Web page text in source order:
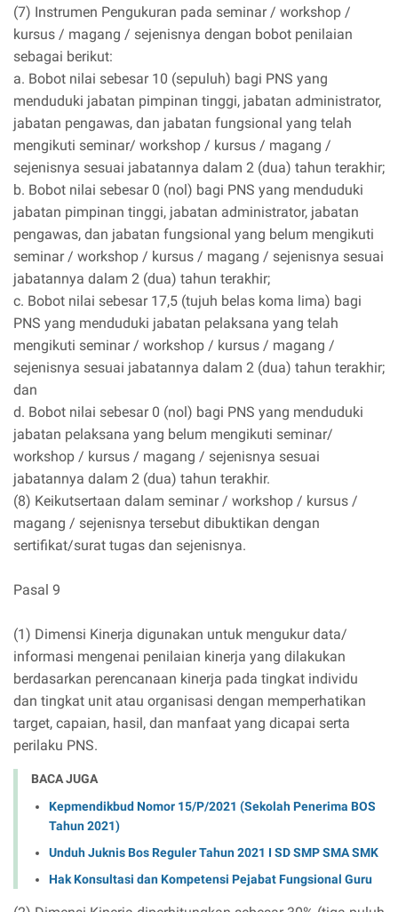
(7) Instrumen Pengukuran pada seminar / workshop /
kursus / magang / sejenisnya dengan bobot penilaian
sebagai berikut:
a. Bobot nilai sebesar 10 (sepuluh) bagi PNS yang
menduduki jabatan pimpinan tinggi, jabatan administrator,
jabatan pengawas, dan jabatan fungsional yang telah
mengikuti seminar/ workshop / kursus / magang /
sejenisnya sesuai jabatannya dalam 2 (dua) tahun terakhir;
b. Bobot nilai sebesar 0 (nol) bagi PNS yang menduduki
jabatan pimpinan tinggi, jabatan administrator, jabatan
pengawas, dan jabatan fungsional yang belum mengikuti
seminar / workshop / kursus / magang / sejenisnya sesuai
jabatannya dalam 2 (dua) tahun terakhir;
c. Bobot nilai sebesar 17,5 (tujuh belas koma lima) bagi
PNS yang menduduki jabatan pelaksana yang telah
mengikuti seminar / workshop / kursus / magang /
sejenisnya sesuai jabatannya dalam 2 (dua) tahun terakhir;
dan
d. Bobot nilai sebesar 0 (nol) bagi PNS yang menduduki
jabatan pelaksana yang belum mengikuti seminar/
workshop / kursus / magang / sejenisnya sesuai
jabatannya dalam 2 (dua) tahun terakhir.
(8) Keikutsertaan dalam seminar / workshop / kursus /
magang / sejenisnya tersebut dibuktikan dengan
sertifikat/surat tugas dan sejenisnya.
Pasal 9
(1) Dimensi Kinerja digunakan untuk mengukur data/
informasi mengenai penilaian kinerja yang dilakukan
berdasarkan perencanaan kinerja pada tingkat individu
dan tingkat unit atau organisasi dengan memperhatikan
target, capaian, hasil, dan manfaat yang dicapai serta
perilaku PNS.
BACA JUGA
Kepmendikbud Nomor 15/P/2021 (Sekolah Penerima BOS
Tahun 2021)
Unduh Juknis Bos Reguler Tahun 2021 I SD SMP SMA SMK
Hak Konsultasi dan Kompetensi Pejabat Fungsional Guru